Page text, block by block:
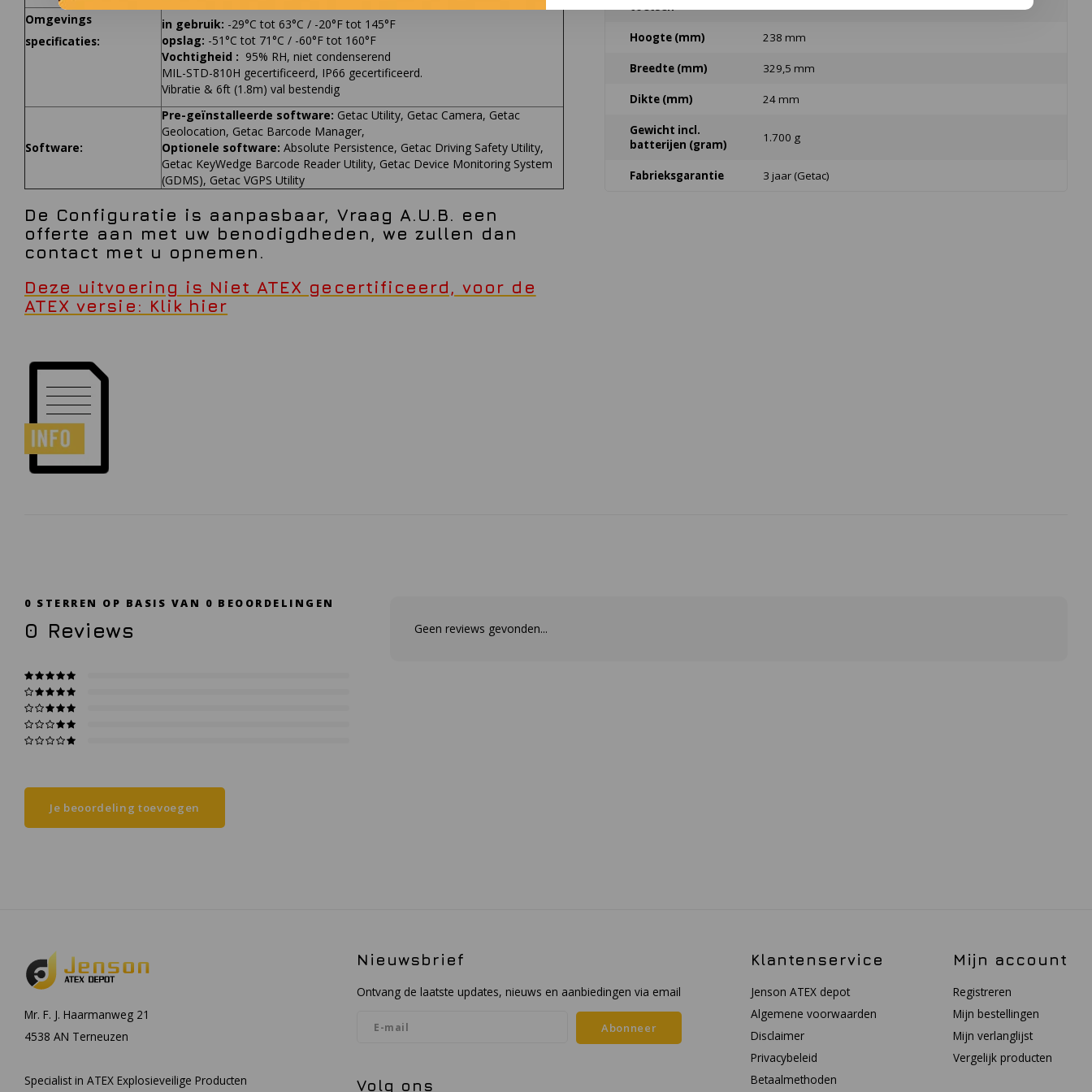
Omgevings
specificaties:
in gebruik: -29°C tot 63°C / -20°F tot 145°F
opslag: -51°C tot 71°C / -60°F tot 160°F
Vochtigheid : 95% RH, niet condenserend
MIL-STD-810H gecertificeerd, IP66 gecertificeerd.
Vibratie & 6ft (1.8m) val bestendig
Software:
Pre-geïnstalleerde software: Getac Utility, Getac Camera, Getac
Geolocation, Getac Barcode Manager,
Optionele software: Absolute Persistence, Getac Driving Safety Utility,
Getac KeyWedge Barcode Reader Utility, Getac Device Monitoring System
(GDMS), Getac VGPS Utility
De Configuratie is aanpasbaar, Vraag A.U.B. een
offerte aan met uw benodigdheden, we zullen dan
contact met u opnemen.
Deze uitvoering is Niet ATEX gecertificeerd, voor de
ATEX versie: Klik hier
toetsen
Hoogte (mm) 238 mm
Breedte (mm) 329,5 mm
Dikte (mm) 24 mm
Gewicht incl.
batterijen (gram)
1.700 g
Fabrieksgarantie 3 jaar (Getac)
0 STERREN OP BASIS VAN 0 BEOORDELINGEN
0 Reviews
Je beoordeling toevoegen
Geen reviews gevonden...
Mr. F. J. Haarmanweg 21
4538 AN Terneuzen
Specialist in ATEX Explosieveilige Producten
Nieuwsbrief
Ontvang de laatste updates, nieuws en aanbiedingen via email
Abonneer
Volg ons
Klantenservice
Jenson ATEX depot
Algemene voorwaarden
Disclaimer
Privacybeleid
Betaalmethoden
Mijn account
Registreren
Mijn bestellingen
Mijn verlanglijst
Vergelijk producten